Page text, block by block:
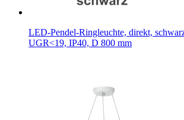
LED-Pendel-Ringleuchte, direkt,
UGR<19, IP40, D 800 mm